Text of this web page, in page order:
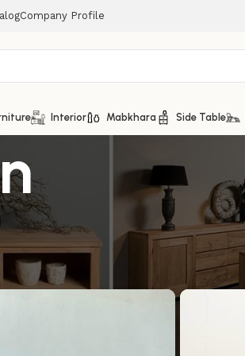
Company Profile
Interior Mabkhara Side Table